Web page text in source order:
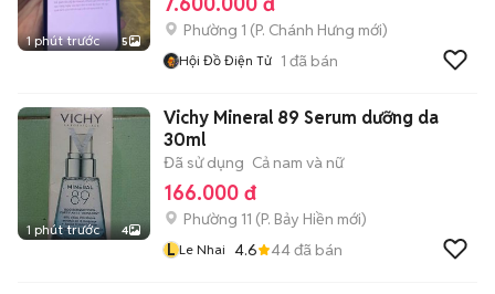
1 phút trước 5
Phường 1 (P. Chánh Hưng mới)
Hội Đồ Điện Tử 1 đã bán
1 phút trước 4
Vichy Mineral 89 Serum dưỡng da
30ml
Đã sử dụng Cả nam và nữ
166.000 đ
Phường 11 (P. Bảy Hiền mới)
L Le Nhai 4.6 44đã bán